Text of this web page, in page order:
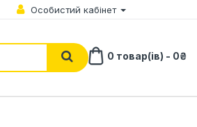
Особистий кабінет
0 товар(ів) - 0₴